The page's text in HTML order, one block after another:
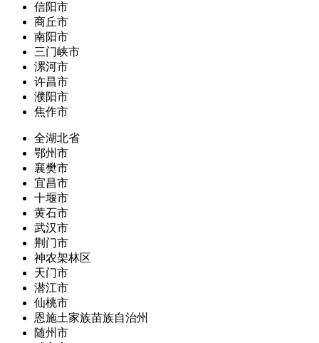
信阳市
商丘市
南阳市
三门峡市
漯河市
许昌市
濮阳市
焦作市
全湖北省
鄂州市
襄樊市
宜昌市
十堰市
黄石市
武汉市
荆门市
神农架林区
天门市
潜江市
仙桃市
恩施土家族苗族自治州
随州市